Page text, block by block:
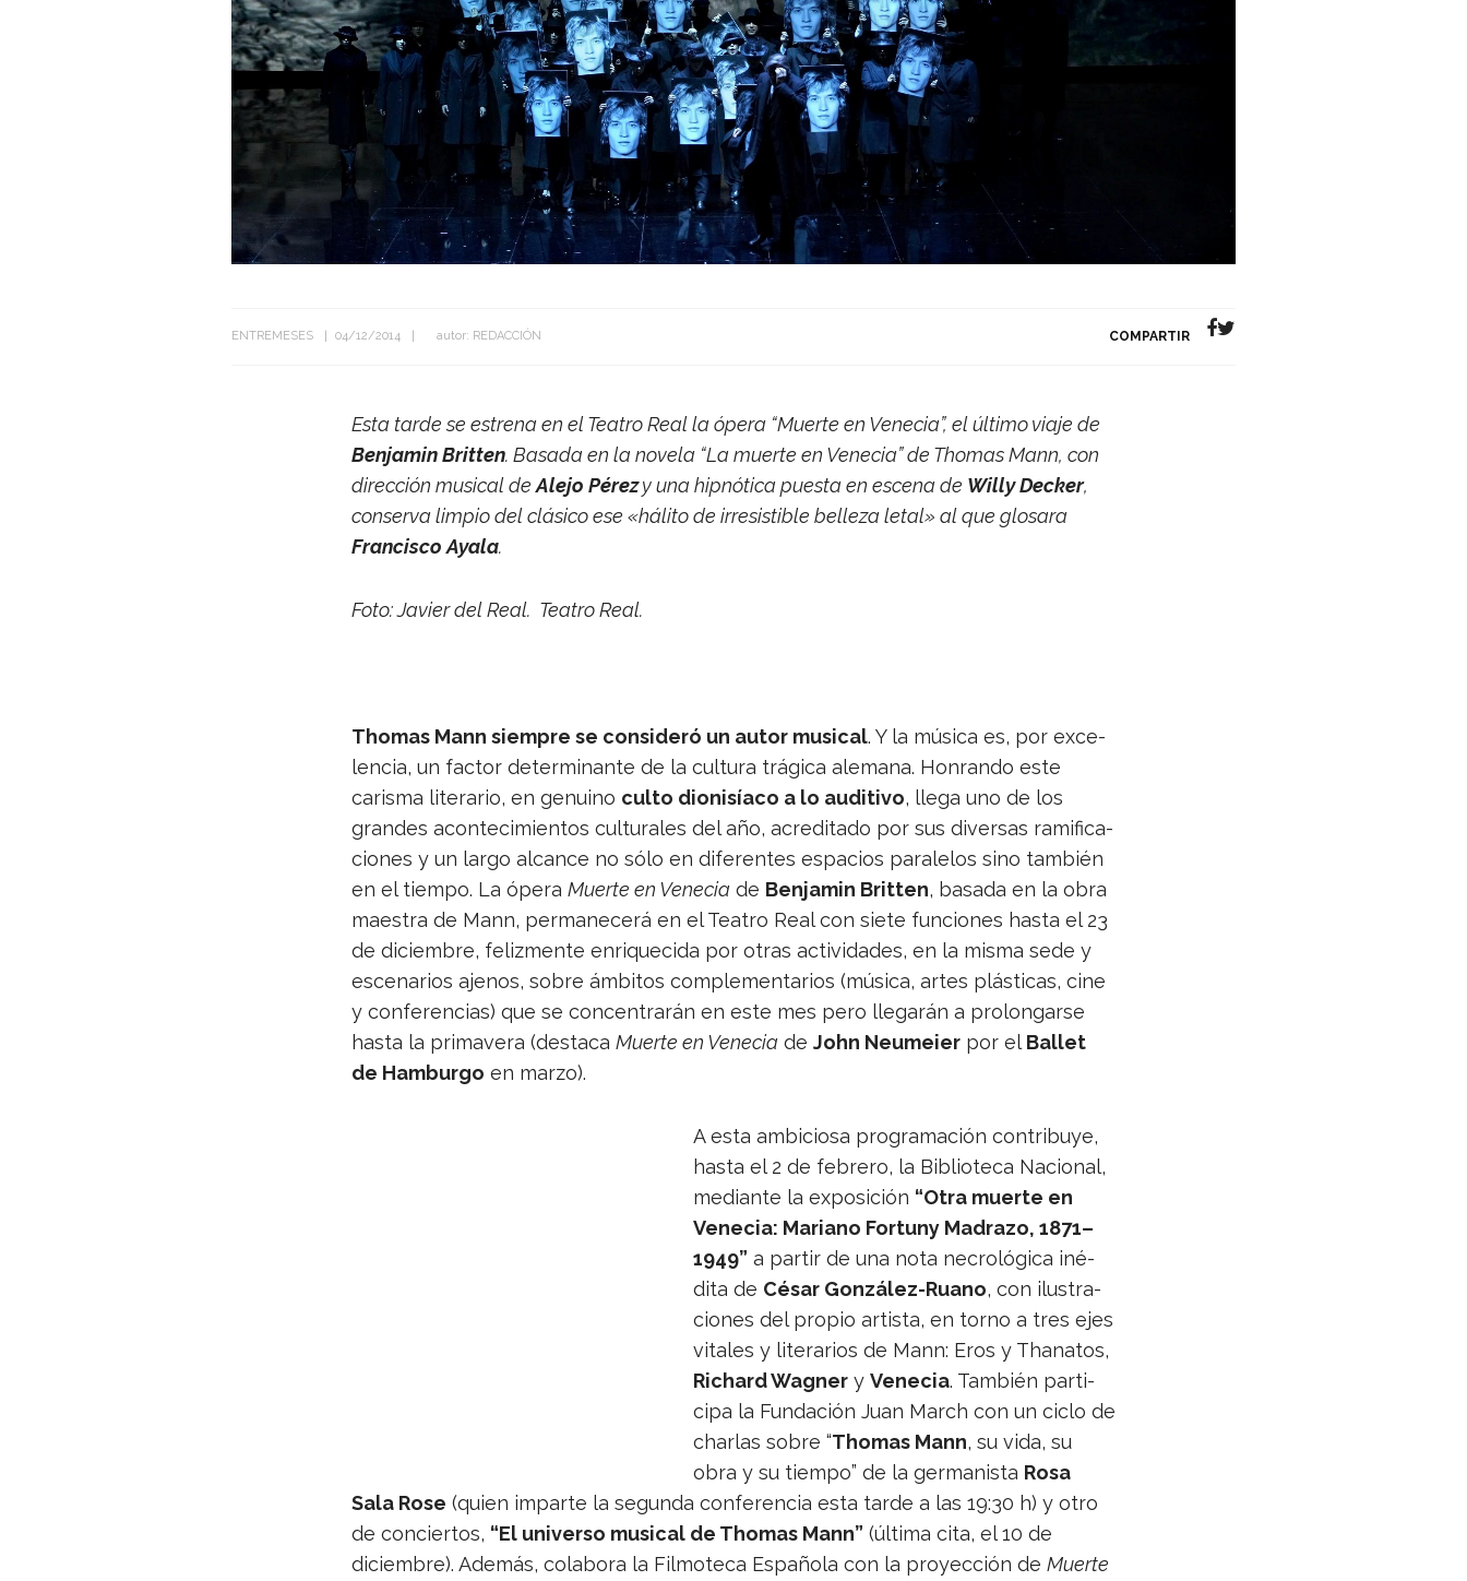
ENTREMESES 04/12/2014 autor: REDACCIÓN COMPARTIR
Esta tarde se estrena en el Tea­tro Real la ópera “Muerte en Vene­cia”, el último viaje de
Ben­ja­min Brit­ten. Basada en la novela “La muerte en Vene­cia” de Tho­mas Mann, con
direc­ción musi­cal deAlejo Pérezy una hip­nó­tica puesta en escena de Willy Decker,
con­serva lim­pio del clá­sico ese «hálito de irre­sis­ti­ble belleza letal» al que glo­sara
Fran­cisco Ayala.
Foto: Javier del Real. Tea­tro Real.
Tho­mas Mann siem­pre se con­si­deró un autor musi­cal. Y la música es, por exce­
len­cia, un fac­tor deter­mi­nante de la cul­tura trá­gica ale­mana. Hon­rando este
carisma lite­ra­rio, en genuino culto dio­ni­síaco a lo audi­tivo, llega uno de los
gran­des acon­te­ci­mien­tos cul­tu­ra­les del año, acre­di­tado por sus diver­sas rami­fi­ca­
cio­nes y un largo alcance no sólo en dife­ren­tes espa­cios para­le­los sino tam­bién
en el tiempo. La ópera Muerte en Vene­cia de Ben­ja­min Brit­ten, basada en la obra
maes­tra de Mann, per­ma­ne­cerá en el Tea­tro Real con siete fun­cio­nes hasta el 23
de diciem­bre, feliz­mente enri­que­cida por otras acti­vi­da­des, en la misma sede y
esce­na­rios aje­nos, sobre ámbi­tos com­ple­men­ta­rios (música, artes plás­ti­cas, cine
y con­fe­ren­cias) que se con­cen­tra­rán en este mes pero lle­ga­rán a pro­lon­garse
hasta la pri­ma­vera (des­taca Muerte en Vene­cia de John Neu­meier por el Ballet
de Ham­burgo en marzo).
A esta ambi­ciosa pro­gra­ma­ción con­tri­buye,
hasta el 2 de febrero, la Biblio­teca Nacio­nal,
mediante la expo­si­ción “Otra muerte en
Vene­cia: Mariano For­tuny Madrazo, 1871–
1949” a par­tir de una nota necro­ló­gica iné­
dita de César González-Ruano, con ilus­tra­
cio­nes del pro­pio artista, en torno a tres ejes
vita­les y lite­ra­rios de Mann: Eros y Tha­na­tos,
Richard Wag­ner y Vene­cia. Tam­bién par­ti­
cipa la Fun­da­ción Juan March con un ciclo de
char­las sobre “Tho­mas Mann, su vida, su
obra y su tiempo” de la ger­ma­nista Rosa
Sala Rose (quien imparte la segunda con­fe­ren­cia esta tarde a las 19:30 h) y otro
de con­cier­tos, “El uni­verso musi­cal de Tho­mas Mann” (última cita, el 10 de
diciem­bre). Ade­más, cola­bora la Fil­mo­teca Espa­ñola con la pro­yec­ción de Muerte